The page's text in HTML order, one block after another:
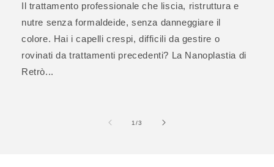
Il trattamento professionale che liscia, ristruttura e
nutre senza formaldeide, senza danneggiare il
colore. Hai i capelli crespi, difficili da gestire o
rovinati da trattamenti precedenti? La Nanoplastia di
Retrò...
1/su
3